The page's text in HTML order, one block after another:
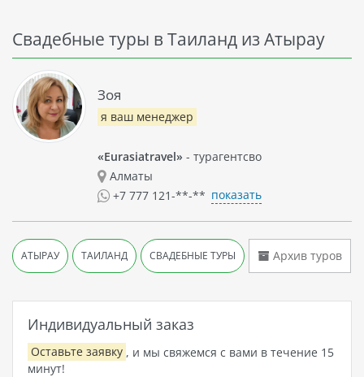
Свадебные туры в Таиланд из Атырау
Индивидуальный заказ
Оставьте заявку , и мы свяжемся с вами в течение 15
минут!
Зоя
я ваш менеджер
«Eurasiatravel» - турагентсво
Алматы
+7 777 121-**-** показать
АТЫРАУ ТАИЛАНД СВАДЕБНЫЕ ТУРЫ Архив туров